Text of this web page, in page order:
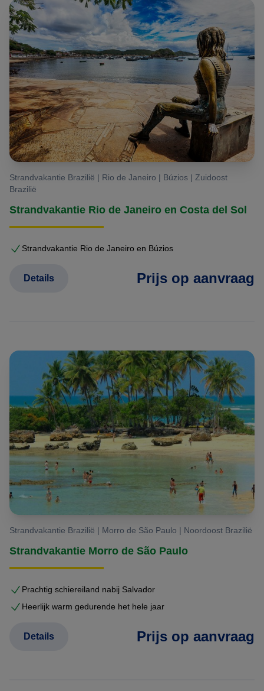
Strandvakantie Brazilië | Rio de Janeiro | Búzios | Zuidoost
Brazilië
Strandvakantie Rio de Janeiro en Costa del Sol
Strandvakantie Rio de Janeiro en Búzios
Prijs op aanvraag
Details
Strandvakantie Brazilië | Morro de São Paulo | Noordoost Brazilië
Strandvakantie Morro de São Paulo
Prachtig schiereiland nabij Salvador
Heerlijk warm gedurende het hele jaar
Prijs op aanvraag
Details